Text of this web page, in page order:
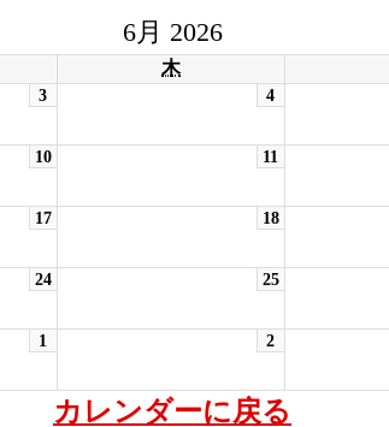
6月 2026
木
3 4
10 11
17 18
24 25
1 2
カレンダーに戻る